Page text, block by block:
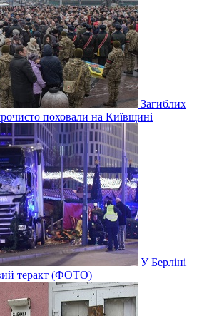
Загиблих
поховали на Київщині
У Берліні
теракт (ФОТО)